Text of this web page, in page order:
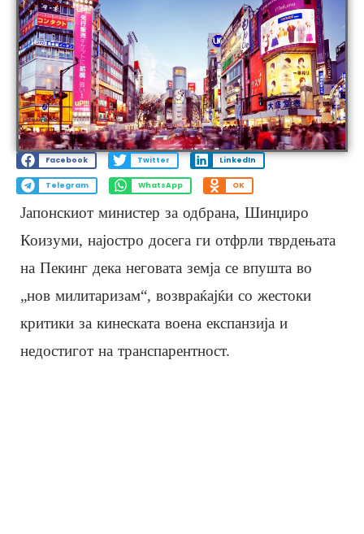
Facebook Twitter LinkedIn
Telegram WhatsApp OK
Јапонскиот министер за одбрана, Шинџиро
Коизуми, најостро досега ги отфрли тврдењата
на Пекинг дека неговата земја се впушта во
„нов милитаризам“, возвраќајќи со жестоки
критики за кинеската воена експанзија и
недостигот на транспарентност.